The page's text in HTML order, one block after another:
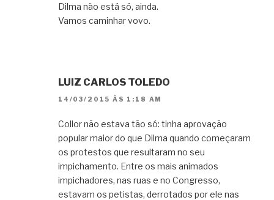
Dilma nào está só, ainda.
Vamos caminhar vovo.
LUIZ CARLOS TOLEDO
14/03/2015 ÀS 1:18 AM
Collor não estava tão só: tinha aprovação
popular maior do que Dilma quando começaram
os protestos que resultaram no seu
impichamento. Entre os mais animados
impichadores, nas ruas e no Congresso,
estavam os petistas, derrotados por ele nas